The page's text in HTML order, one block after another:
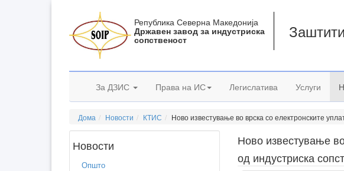
Република Северна Македонија
Државен завод за индустриска
сопственост
За ДЗИС Права на ИС Легислатива Услуги
Дома Новости КТИС Ново известување во врска со електронските
Новости
Општо
Ново известување
од индустриска